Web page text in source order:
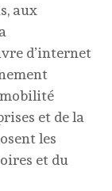
aux
d’internet
mobilité
et de la
les
et du